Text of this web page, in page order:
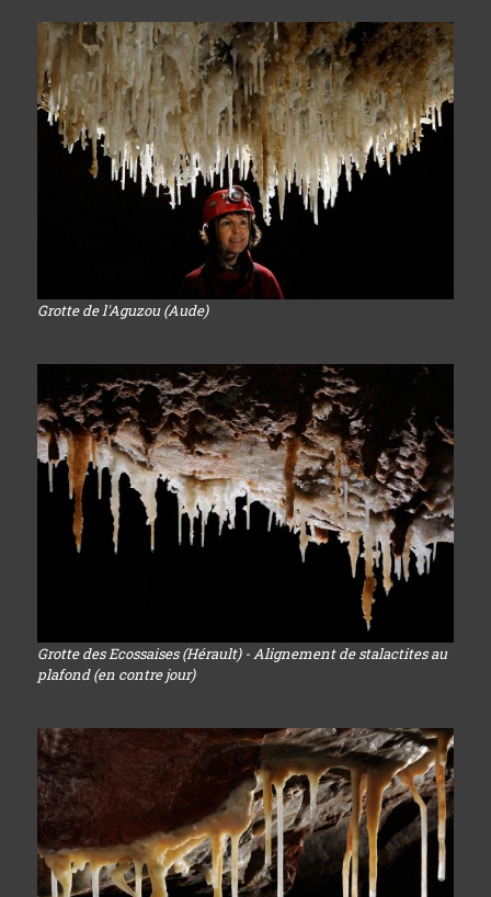
Grotte de l'Aguzou (Aude)
Grotte des Ecossaises (Hérault) - Alignement de stalactites au
plafond (en contre jour)